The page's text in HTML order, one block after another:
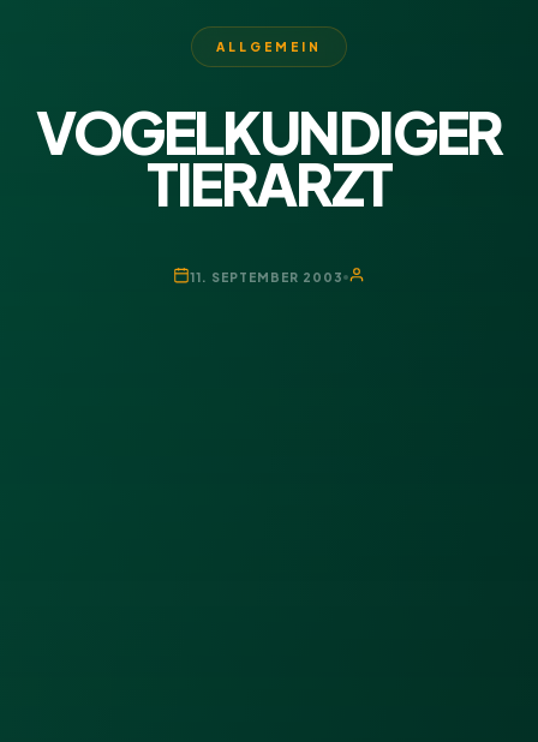
ALLGEMEIN
VOGELKUNDIGER
TIERARZT
11. SEPTEMBER 2003